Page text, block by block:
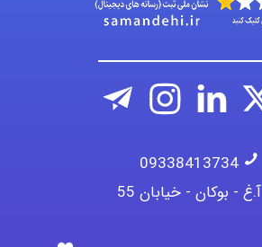
09338413734
آ.غ - بوکان - خیابان 55